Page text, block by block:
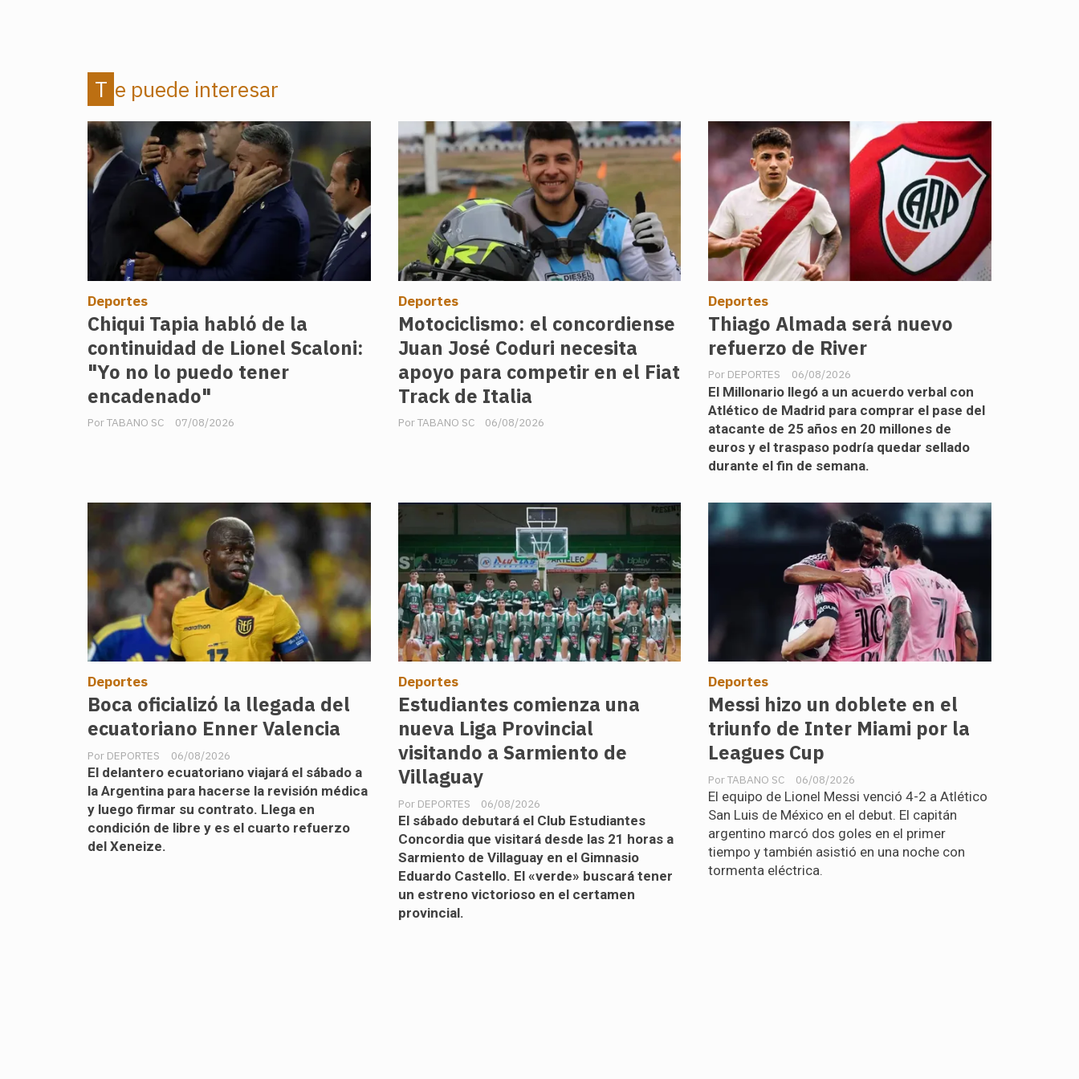
Te puede interesar
Chiqui Tapia habló de la
continuidad de Lionel Scaloni:
"Yo no lo puedo tener
encadenado"
TABANO SC
Deportes
07/08/2026
Motociclismo: el concordiense
Juan José Coduri necesita
apoyo para competir en el Fiat
Track de Italia
TABANO SC
Deportes
06/08/2026
Thiago Almada será nuevo
refuerzo de River
DEPORTES
Deportes
06/08/2026
El Millonario llegó a un acuerdo verbal con
Atlético de Madrid para comprar el pase del
atacante de 25 años en 20 millones de
euros y el traspaso podría quedar sellado
durante el fin de semana.
Boca oficializó la llegada del
ecuatoriano Enner Valencia
DEPORTES
Deportes
06/08/2026
El delantero ecuatoriano viajará el sábado a
la Argentina para hacerse la revisión médica
y luego firmar su contrato. Llega en
condición de libre y es el cuarto refuerzo
del Xeneize.
Estudiantes comienza una
nueva Liga Provincial
visitando a Sarmiento de
Villaguay
DEPORTES
Deportes
06/08/2026
El sábado debutará el Club Estudiantes
Concordia que visitará desde las 21 horas a
Sarmiento de Villaguay en el Gimnasio
Eduardo Castello. El «verde» buscará tener
un estreno victorioso en el certamen
provincial.
Messi hizo un doblete en el
triunfo de Inter Miami por la
Leagues Cup
TABANO SC
Deportes
06/08/2026
El equipo de Lionel Messi venció 4-2 a Atlético
San Luis de México en el debut. El capitán
argentino marcó dos goles en el primer
tiempo y también asistió en una noche con
tormenta eléctrica.